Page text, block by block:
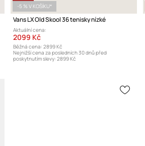
-5 % V KOŠÍKU*
Vans LX Old Skool 36 tenisky nízké
Aktuální cena:
2099 Kč
Běžná cena: 2899 Kč
Nejnižší cena za posledních 30 dnů před
poskytnutím slevy: 2899 Kč